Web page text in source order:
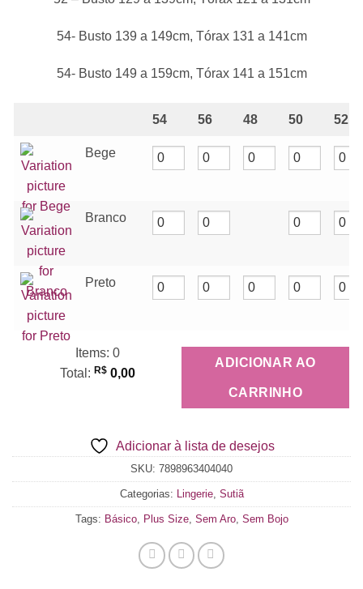
54- Busto 139 a 149cm, Tórax 131 a 141cm
54- Busto 149 a 159cm, Tórax 141 a 151cm
54 56 48 50 52
Bege
Branco
Preto
Items: 0
Total : R$ 0,00
ADICIONAR AO
CARRINHO
Adicionar à lista de desejos
SKU: 7898963404040
Categorias: Lingerie, Sutiã
Tags: Básico, Plus Size, Sem Aro, Sem Bojo